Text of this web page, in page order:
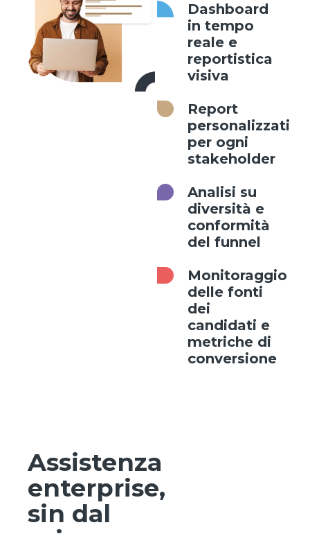
Dashboard
in tempo
reale e
reportistica
visiva
Report
personalizzati
per ogni
stakeholder
Analisi su
diversità e
conformità
del funnel
Monitoraggio
delle fonti
dei
candidati e
metriche di
conversione
Assistenza
enterprise,
sin dal